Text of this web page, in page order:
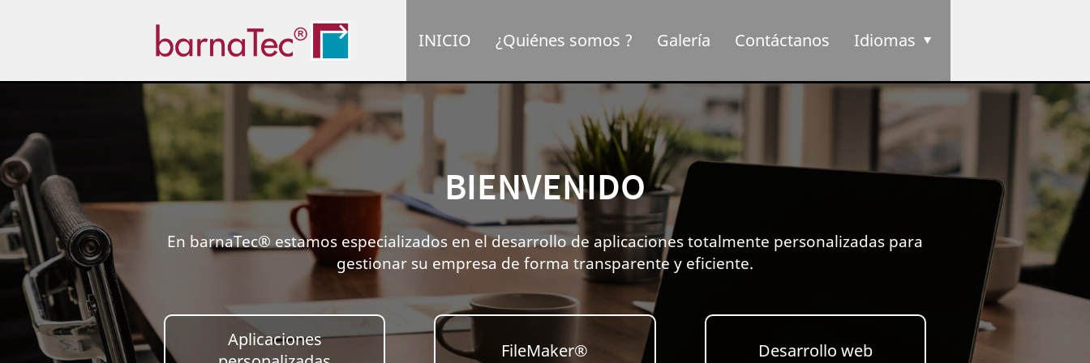
INICIO ¿Quiénes somos ? Galería Contáctanos Idiomas
Español
Català
English
BIENVENIDO
En barnaTec® estamos especializados en el desarrollo de aplicaciones totalmente personalizadas para
gestionar su empresa de forma transparente y eficiente.
Aplicaciones
FileMaker®️ Desarrollo web